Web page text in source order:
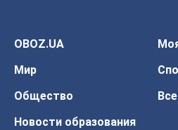
OBOZ.UA
Мир
Общество
Новости образования